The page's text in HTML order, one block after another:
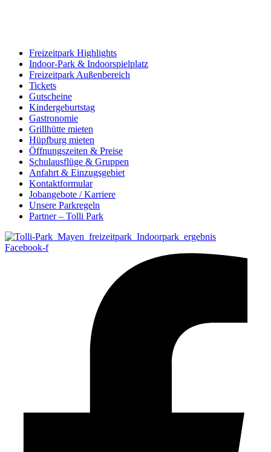
Freizeitpark Highlights
Indoor-Park & Indoorspielplatz
Freizeitpark Außenbereich
Tickets
Gutscheine
Kindergeburtstag
Gastronomie
Grillhütte mieten
Hüpfburg mieten
Öffnungszeiten & Preise
Schulausflüge & Gruppen
Anfahrt & Einzugsgebiet
Kontaktformular
Jobangebote / Karriere
Unsere Parkregeln
Partner – Tolli Park
Facebook-f